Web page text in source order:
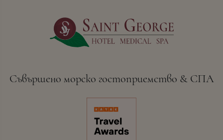
Съвършено морско гостоприемство & СПА